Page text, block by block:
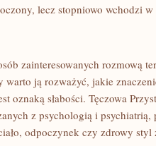
lecz stopniowo wchodzi
zainteresowanych rozmową
ją rozważyć, jakie
oznaką słabości. Tęczowa
z psychologią i
odpoczynek czy zdrowy